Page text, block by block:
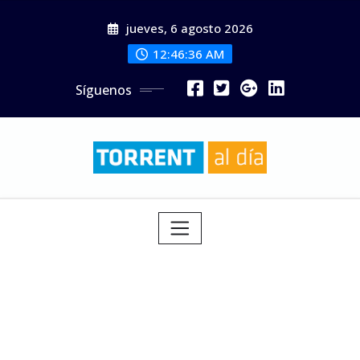
jueves, 6 agosto 2026
12:46:38 AM
Síguenos